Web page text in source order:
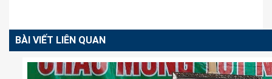
BÀI VIẾT LIÊN QUAN